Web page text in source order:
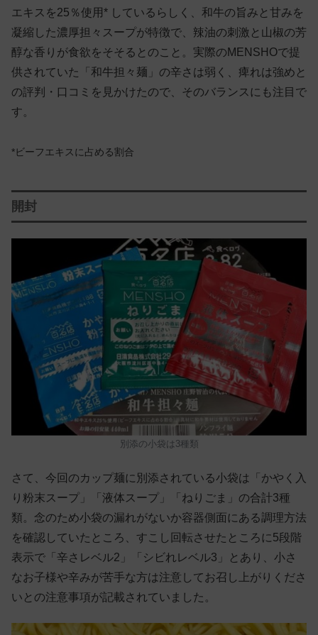
エキスを25％使用* しているらしく、和牛の旨みと甘みを
凝縮した濃厚担々スープが特徴で、辣油の刺激と山椒の芳
醇な香りが食欲をそそるとのこと。実際のMENSHOで提
供されていた「和牛担々麺」の辛さは弱く、痺れは強めと
の評判・口コミを見かけたので、そのバランスにも注目で
す。
*ビーフエキスに占める割合
開封
別添の小袋は3種類
さて、今回のカップ麺に別添されている小袋は「かやく入
り粉末スープ」「液体スープ」「ねりごま」の合計3種
類。念のため小袋の漏れがないか容器側面にある調理方法
を確認していたところ、すこし回転させたところに5段階
表示で「辛さレベル2」「シビれレベル3」とあり、小さ
なお子様や辛みが苦手な方は注意してお召し上がりくださ
いとの注意事項が記載されていました。